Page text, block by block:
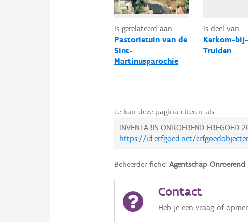
Is gerelateerd aan
Pastorietuin van de
Sint-
Martinusparochie
Is deel van
Kerkom-
Truiden
Je kan deze pagina citeren als:
INVENTARIS ONROEREND ERFGOED
https://id.erfgoed.net/
Beheerder fiche:Agentschap Onroerend
Contact
Heb je een vraag of